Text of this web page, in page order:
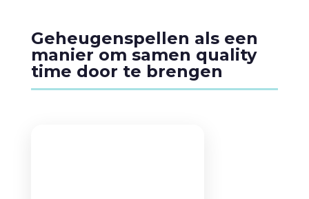
Geheugenspellen als een
manier om samen quality
time door te brengen